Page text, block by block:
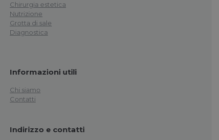
Chirurgia estetica
Nutrizione
Grotta di sale
Diagnostica
Informazioni utili
Chi siamo
Contatti
Indirizzo e contatti